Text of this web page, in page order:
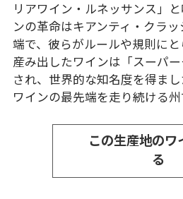
リアワイン・ルネッサンス」
ンの革命はキアンティ・クラ
端で、彼らがルールや規則に
産み出したワインは「スーパ
され、世界的な知名度を得ま
ワインの最先端を走り続ける州
この生産地のワ
る